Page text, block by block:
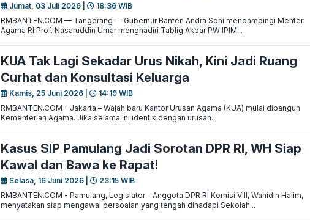
Jumat, 03 Juli 2026 |
18:36 WIB
RMBANTEN.COM — Tangerang — Gubernur Banten Andra Soni mendampingi Menteri
Agama RI Prof. Nasaruddin Umar menghadiri Tablig Akbar PW IPIM...
KUA Tak Lagi Sekadar Urus Nikah, Kini Jadi Ruang
Curhat dan Konsultasi Keluarga
Kamis, 25 Juni 2026 |
14:19 WIB
RMBANTEN.COM - Jakarta – Wajah baru Kantor Urusan Agama (KUA) mulai dibangun
Kementerian Agama. Jika selama ini identik dengan urusan...
Kasus SIP Pamulang Jadi Sorotan DPR RI, WH Siap
Kawal dan Bawa ke Rapat!
Selasa, 16 Juni 2026 |
23:15 WIB
RMBANTEN.COM - Pamulang, Legislator - Anggota DPR RI Komisi VIII, Wahidin Halim,
menyatakan siap mengawal persoalan yang tengah dihadapi Sekolah...